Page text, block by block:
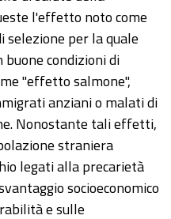
l'effetto noto come
selezione per la quale
condizioni di
"effetto salmone",
anziani o malati di
Nonostante tali effetti,
straniera
legati alla precarietà
socioeconomico
e sulle